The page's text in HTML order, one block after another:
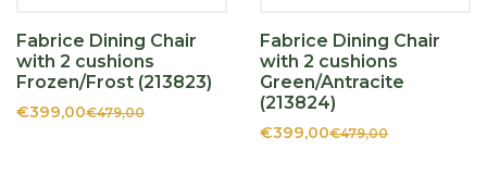
Fabrice Dining Chair
with 2 cushions
Frozen/Frost (213823)
€399,00€479,00
Fabrice Dining Chair
with 2 cushions
Green/Antracite
(213824)
€399,00€479,00